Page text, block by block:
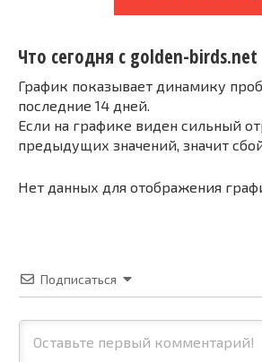
Что сегодня с golden-birds.net
График показывает динамику
последние 14 дней.
Если на графике виден сильный
предыдущих значений, значит
Нет данных для отображения
Подписаться